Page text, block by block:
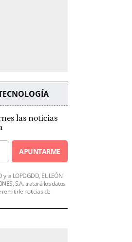
las noticias
APUNTARME
la LOPDGDD, EL LEÓN
S.A. tratará los datos
remitirle noticias de